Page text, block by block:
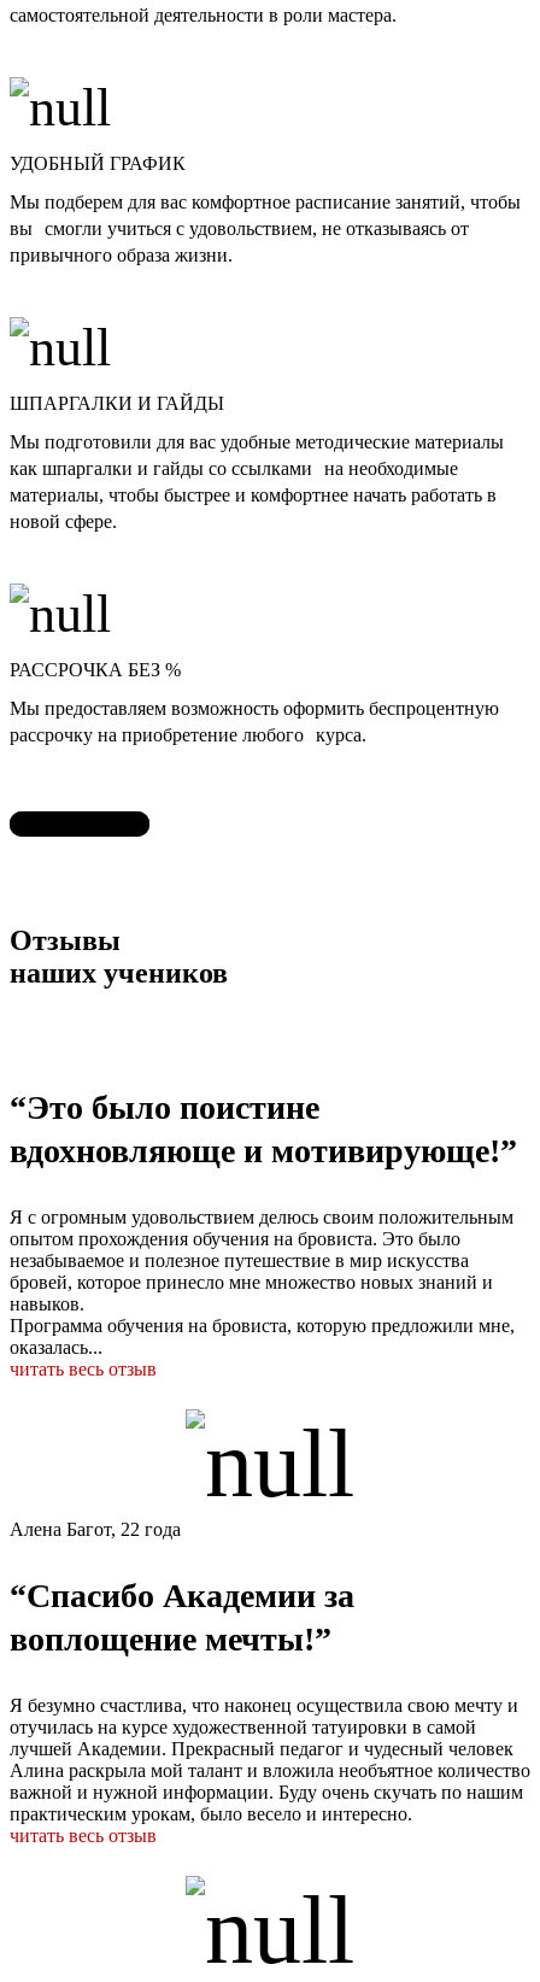
самостоятельной деятельности в роли мастера.
УДОБНЫЙ ГРАФИК
Мы подберем для вас комфортное расписание занятий, чтобы
вы смогли учиться с удовольствием, не отказываясь от
привычного образа жизни.
ШПАРГАЛКИ И ГАЙДЫ
Мы подготовили для вас удобные методические материалы
как шпаргалки и гайды со ссылками на необходимые
материалы, чтобы быстрее и комфортнее начать работать в
новой сфере.
РАССРОЧКА БЕЗ %
Мы предоставляем возможность оформить беспроцентную
рассрочку на приобретение любого курса.
Отзывы
наших учеников
“Это было поистине
вдохновляюще и мотивирующе!”
Я с огромным удовольствием делюсь своим положительным
опытом прохождения обучения на бровиста. Это было
незабываемое и полезное путешествие в мир искусства
бровей, которое принесло мне множество новых знаний и
навыков.
Программа обучения на бровиста, которую предложили мне,
оказалась...
читать весь отзыв
Алена Багот, 22 года
“Спасибо Академии за
воплощение мечты!”
Я безумно счастлива, что наконец осуществила свою мечту и
отучилась на курсе художественной татуировки в самой
лучшей Академии. Прекрасный педагог и чудесный человек
Алина раскрыла мой талант и вложила необъятное количество
важной и нужной информации. Буду очень скучать по нашим
практическим урокам, было весело и интересно.
читать весь отзыв